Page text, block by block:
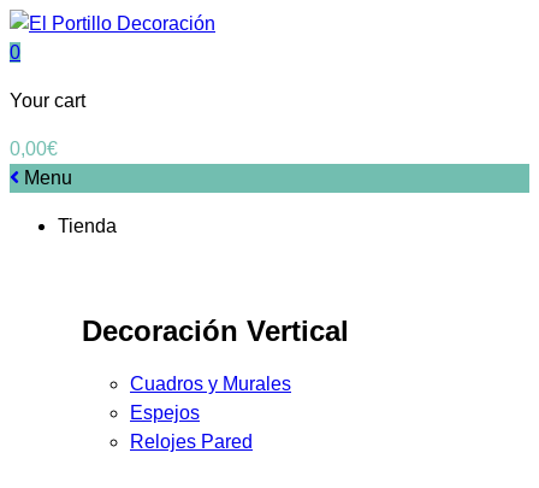
0
Your cart
0,00€
Menu
Tienda
Decoración Vertical
Cuadros y Murales
Espejos
Relojes Pared